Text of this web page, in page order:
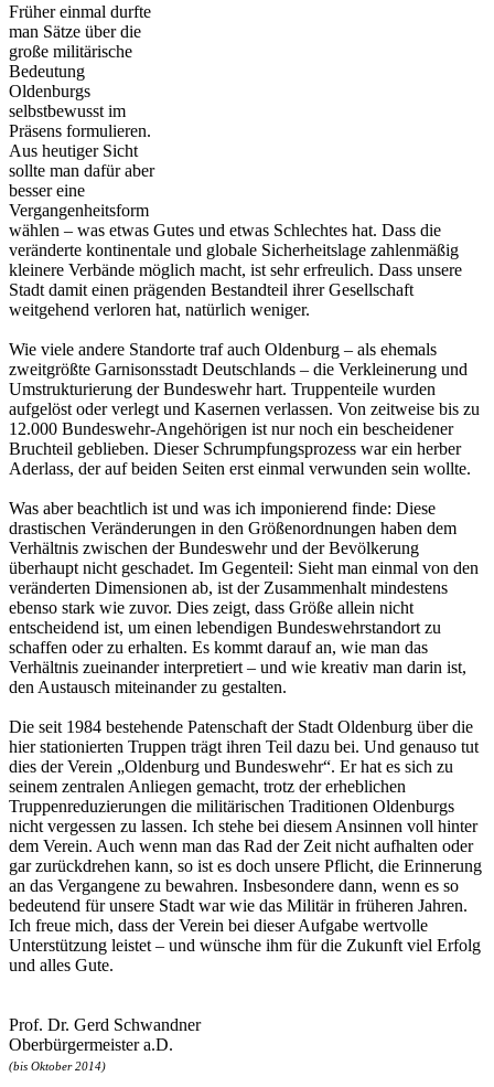
Früher einmal durfte
man Sätze über die
große militärische
Bedeutung
Oldenburgs
selbstbewusst im
Präsens formulieren.
Aus heutiger Sicht
sollte man dafür aber
besser eine
Vergangenheitsform
wählen – was etwas Gutes und etwas Schlechtes hat. Dass die
veränderte kontinentale und globale Sicherheitslage zahlenmäßig
kleinere Verbände möglich macht, ist sehr erfreulich. Dass unsere
Stadt damit einen prägenden Bestandteil ihrer Gesellschaft
weitgehend verloren hat, natürlich weniger.
Wie viele andere Standorte traf auch Oldenburg – als ehemals
zweitgrößte Garnisonsstadt Deutschlands – die Verkleinerung und
Umstrukturierung der Bundeswehr hart. Truppenteile wurden
aufgelöst oder verlegt und Kasernen verlassen. Von zeitweise bis zu
12.000 Bundeswehr-Angehörigen ist nur noch ein bescheidener
Bruchteil geblieben. Dieser Schrumpfungsprozess war ein herber
Aderlass, der auf beiden Seiten erst einmal verwunden sein wollte.
Was aber beachtlich ist und was ich imponierend finde: Diese
drastischen Veränderungen in den Größenordnungen haben dem
Verhältnis zwischen der Bundeswehr und der Bevölkerung
überhaupt nicht geschadet. Im Gegenteil: Sieht man einmal von den
veränderten Dimensionen ab, ist der Zusammenhalt mindestens
ebenso stark wie zuvor. Dies zeigt, dass Größe allein nicht
entscheidend ist, um einen lebendigen Bundeswehrstandort zu
schaffen oder zu erhalten. Es kommt darauf an, wie man das
Verhältnis zueinander interpretiert – und wie kreativ man darin ist,
den Austausch miteinander zu gestalten.
Die seit 1984 bestehende Patenschaft der Stadt Oldenburg über die
hier stationierten Truppen trägt ihren Teil dazu bei. Und genauso tut
dies der Verein „Oldenburg und Bundeswehr“. Er hat es sich zu
seinem zentralen Anliegen gemacht, trotz der erheblichen
Truppenreduzierungen die militärischen Traditionen Oldenburgs
nicht vergessen zu lassen. Ich stehe bei diesem Ansinnen voll hinter
dem Verein. Auch wenn man das Rad der Zeit nicht aufhalten oder
gar zurückdrehen kann, so ist es doch unsere Pflicht, die Erinnerung
an das Vergangene zu bewahren. Insbesondere dann, wenn es so
bedeutend für unsere Stadt war wie das Militär in früheren Jahren.
Ich freue mich, dass der Verein bei dieser Aufgabe wertvolle
Unterstützung leistet – und wünsche ihm für die Zukunft viel Erfolg
und alles Gute.
Prof. Dr. Gerd Schwandner
Oberbürgermeister a.D.
(bis Oktober 2014)